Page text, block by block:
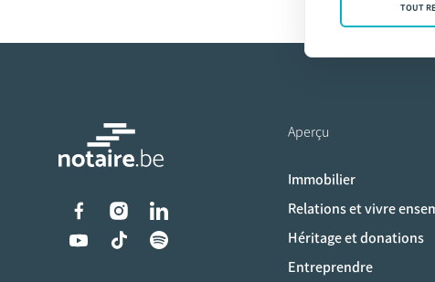
Liens vers les réseaux
Aperçu
Immobilier
Relations et vivre
Héritage et donations
Entreprendre
TOUT